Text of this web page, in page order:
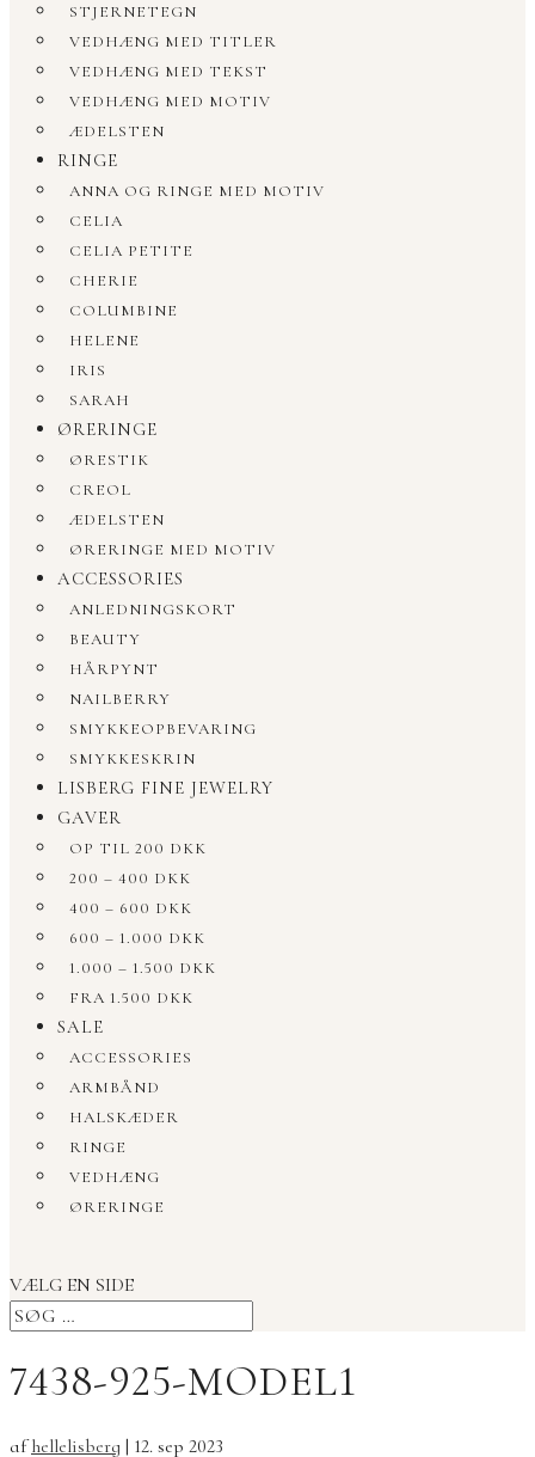
STJERNETEGN
VEDHÆNG MED TITLER
VEDHÆNG MED TEKST
VEDHÆNG MED MOTIV
ÆDELSTEN
RINGE
ANNA OG RINGE MED MOTIV
CELIA
CELIA PETITE
CHERIE
COLUMBINE
HELENE
IRIS
SARAH
ØRERINGE
ØRESTIK
CREOL
ÆDELSTEN
ØRERINGE MED MOTIV
ACCESSORIES
ANLEDNINGSKORT
BEAUTY
HÅRPYNT
NAILBERRY
SMYKKEOPBEVARING
SMYKKESKRIN
LISBERG FINE JEWELRY
GAVER
OP TIL 200 DKK
200 – 400 DKK
400 – 600 DKK
600 – 1.000 DKK
1.000 – 1.500 DKK
FRA 1.500 DKK
SALE
ACCESSORIES
ARMBÅND
HALSKÆDER
RINGE
VEDHÆNG
ØRERINGE
VÆLG EN SIDE
7438-925-MODEL1
afhellelisberg | 12. sep 2023